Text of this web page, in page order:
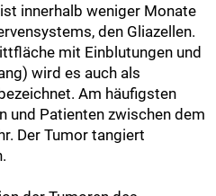
innerhalb weniger Monate
den Gliazellen.
mit Einblutungen und
wird es auch als
Am häufigsten
und Patienten zwischen dem
Der Tumor tangiert